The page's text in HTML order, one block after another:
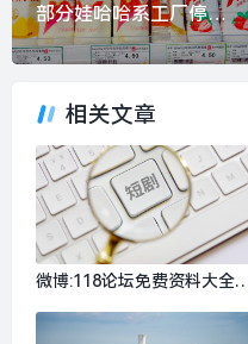
部分娃哈哈系工厂停产与股权变动无关|界面新闻
相关文章
微博:118论坛免费资料大全-